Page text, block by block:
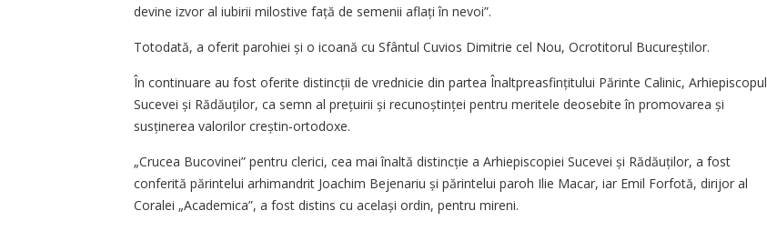
devine izvor al iubirii milostive față de semenii aflați în nevoi”.
Totodată, a oferit parohiei și o icoană cu Sfântul Cuvios Dimitrie cel Nou, Ocrotitorul Bucureștilor.
În continuare au fost oferite distincții de vrednicie din partea Înaltpreasfințitului Părinte Calinic, Arhiepiscopul
Sucevei și Rădăuților, ca semn al prețuirii și recunoștinței pentru meritele deosebite în promovarea și
susținerea valorilor creștin‑ortodoxe.
„Crucea Bucovinei” pentru clerici, cea mai înaltă distincție a Arhiepiscopiei Sucevei și Rădăuților, a fost
conferită părintelui arhimandrit Joachim Bejenariu și părintelui paroh Ilie Macar, iar Emil Forfotă, dirijor al
Coralei „Academica”, a fost distins cu același ordin, pentru mireni.